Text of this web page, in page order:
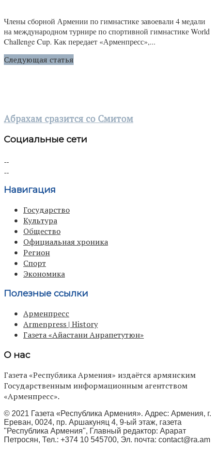
Члены сборной Армении по гимнастике завоевали 4 медали
на международном турнире по спортивной гимнастике World
Challenge Cup. Как передает «Арменпресс»,...
Следующая статья
Абрахам сразится со Смитом
Социальные сети
Навигация
Государство
Культура
Общество
Официальная хроника
Регион
Спорт
Экономика
Полезные ссылки
Арменпресс
Armenpress | History
Газета «Айастани Анрапетутюн»
О нас
Газета «Республика Армения» издаётся армянским
Государственным информационным агентством
«Арменпресс».
© 2021 Газета «Республика Армения». Адрес: Армения, г.
Ереван, 0024, пр. Аршакуняц 4, 9-ый этаж, газета
"Республика Армения", Главный редактор: Арарат
Петросян, Тел.: +374 10 545700, Эл. почта: contact@ra.am